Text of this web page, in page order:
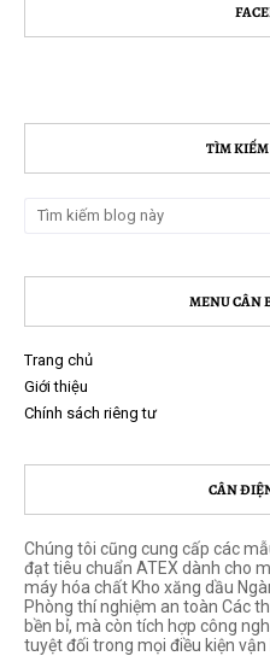
TÌM KIẾM
MENU CÂN
Trang chủ
Giới thiệu
Chính sách riêng tư
CÂN
Chúng tôi cũng cung cấp các
đạt tiêu chuẩn ATEX dành cho
máy hóa chất Kho xăng dầu
Phòng thí nghiệm an toàn Các
bền bỉ, mà còn tích hợp công
tuyệt đối trong mọi điều kiện vận